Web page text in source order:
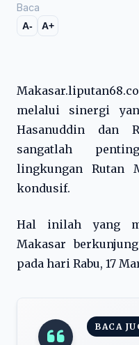
Baca
A- A+
melalui sinergi
Hasanuddin dan
sangatlah
lingkungan Rutan
kondusif.
Hal inilah yang
Makasar
pada hari Rabu, 17
BACA